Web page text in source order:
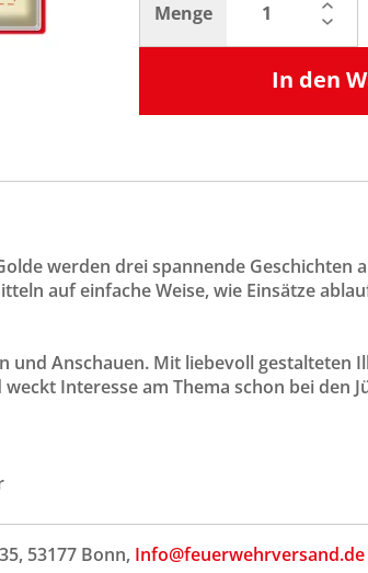
Menge
In den
werden drei spannende Geschichten
auf einfache Weise, wie Einsätze
und Anschauen. Mit liebevoll gestalteten
Interesse am Thema schon bei den
53177 Bonn, Info@feuerwehrversand.de